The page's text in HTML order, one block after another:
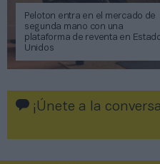
Peloton entra en el mercado de
segunda mano con una
plataforma de reventa en
Unidos
¡Únete a la